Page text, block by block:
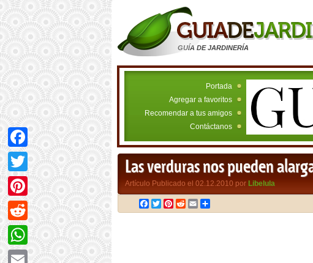
GUÍA DE JARDINERÍA
Portada
Agregar a favoritos
Recomendar a tus amigos
Contáctanos
Las verduras nos pueden
Artículo Publicado el 02.12.2010 por Libelula
Facebook
TwitterPinterest
RedditEmail
Facebook
Twitter
Pinterest
Reddit
WhatsApp